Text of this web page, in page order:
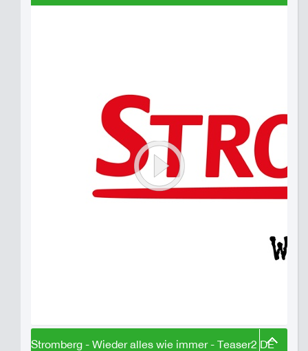
Stromberg - Wieder alles wie immer - Teaser2 DE